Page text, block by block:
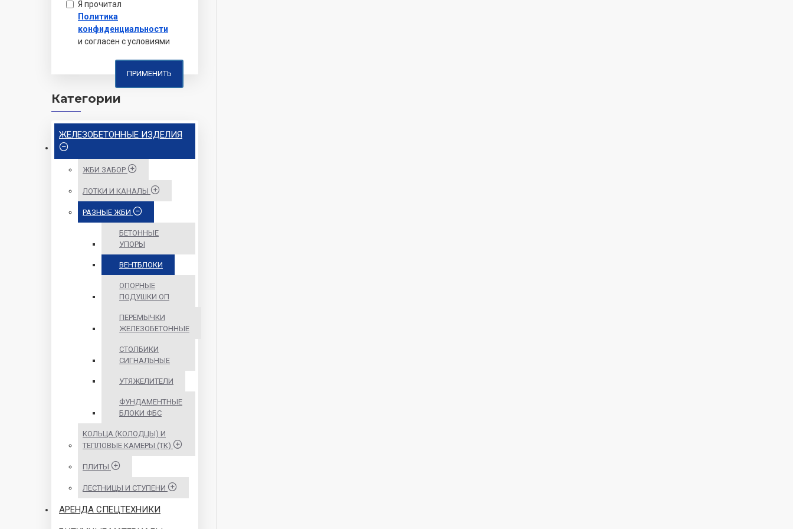
Я прочитал
Политика
конфиденциальности
и согласен с условиями
ПРИМЕНИТЬ
Категории
ЖЕЛЕЗОБЕТОННЫЕ ИЗДЕЛИЯ
ЖБИ ЗАБОР
ЛОТКИ И КАНАЛЫ
РАЗНЫЕ ЖБИ
БЕТОННЫЕ
УПОРЫ
ВЕНТБЛОКИ
ОПОРНЫЕ
ПОДУШКИ ОП
ПЕРЕМЫЧКИ
ЖЕЛЕЗОБЕТОННЫЕ
СТОЛБИКИ
СИГНАЛЬНЫЕ
УТЯЖЕЛИТЕЛИ
ФУНДАМЕНТНЫЕ
БЛОКИ ФБС
КОЛЬЦА (КОЛОДЦЫ) И
ТЕПЛОВЫЕ КАМЕРЫ (ТК)
ПЛИТЫ
ЛЕСТНИЦЫ И СТУПЕНИ
АРЕНДА СПЕЦТЕХНИКИ